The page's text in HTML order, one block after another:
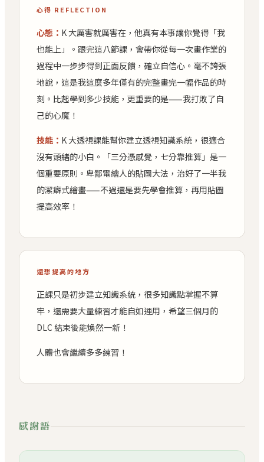
心得 REFLECTION
心態： K 大厲害就厲害在，他真有本事讓你覺得「我
也能上」。跟完這八節課，會帶你從每一次畫作業的
過程中一步步得到正面反饋，確立自信心。毫不誇張
地說，這是我這麼多年僅有的完整畫完一幅作品的時
刻。比起學到多少技能，更重要的是——我打敗了自
己的心魔！
技能： K 大透視課能幫你建立透視知識系統，很適合
沒有頭緒的小白。「三分憑感覺，七分靠推算」是一
個重要原則。卑鄙電繪人的貼圖大法，治好了一半我
的潔癖式繪畫——不過還是要先學會推算，再用貼圖
提高效率！
還想提高的地方
正課只是初步建立知識系統，很多知識點掌握不算
牢，還需要大量練習才能自如運用，希望三個月的
DLC 結束後能煥然一新！
人體也會繼續多多練習！
感謝語